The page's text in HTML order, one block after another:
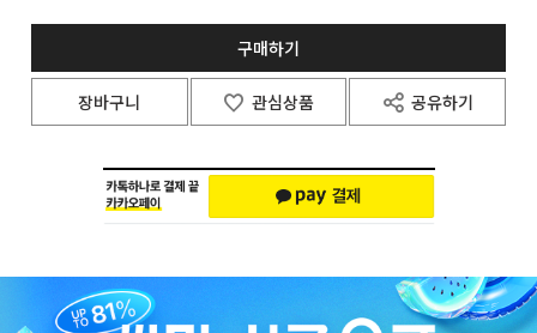
구매하기
장바구니 관심상품 공유하기